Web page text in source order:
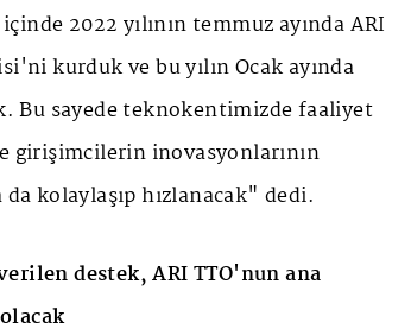
2022 yılının temmuz ayında ARI
kurduk ve bu yılın Ocak ayında
Bu sayede teknokentimizde faaliyet
girişimcilerin inovasyonlarının
kolaylaşıp hızlanacak" dedi.
destek, ARI TTO'nun ana